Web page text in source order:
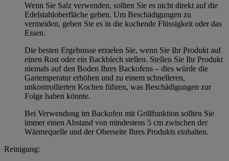
Wenn Sie Salz verwenden, sollten Sie es nicht direkt auf die
Edelstahloberfläche geben. Um Beschädigungen zu
vermeiden, geben Sie es in die kochende Flüssigkeit oder das
Essen.
Die besten Ergebnisse erzielen Sie, wenn Sie Ihr Produkt auf
einen Rost oder ein Backblech stellen. Stellen Sie Ihr Produkt
niemals auf den Boden Ihres Backofens – dies würde die
Gartemperatur erhöhen und zu einem schnelleren,
unkontrollierten Kochen führen, was Beschädigungen zur
Folge haben könnte.
Bei Verwendung im Backofen mit Grillfunktion sollten Sie
immer einen Abstand von mindestens 5 cm zwischen der
Wärmequelle und der Oberseite Ihres Produkts einhalten.
Reinigung: